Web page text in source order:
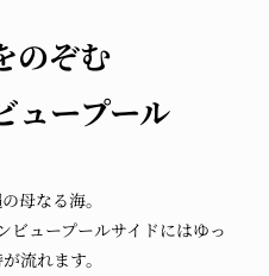
のぞむ
ュープール
母なる海。
ビュープールサイドにはゆっ
流れます。